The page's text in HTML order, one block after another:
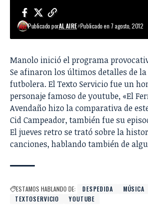
Publicado porAL AIRE Publicado en 7 agosto, 2012
Manolo inició el programa
Se afinaron los últimos detalles de
futbolera. El Texto Servicio fue un
personaje famoso de youtube, «El
Avendaño hizo la comparativa de
Cid Campeador, también fue su
El jueves retro se trató sobre la
canciones, hablando también de
ESTAMOS HABLANDO DE: DESPEDIDA MÚSICA
TEXTOSERVICIO
YOUTUBE